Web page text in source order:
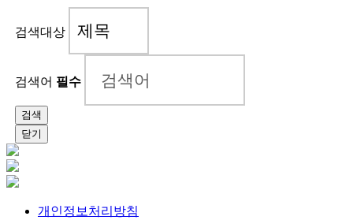
검색대상
검색어 필수
검색
닫기
개인정보처리방침